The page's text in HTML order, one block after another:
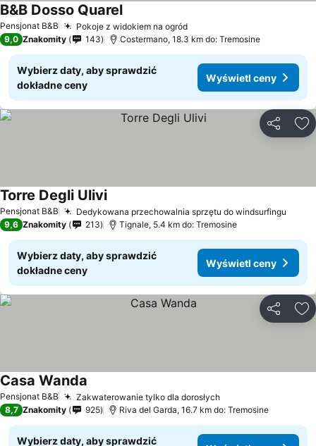
Pensjonat B&B Pokoje z widokiem na ogród
B&B Dosso Quarel
9,0 Znakomity 143 Costermano, 18.3 km do: Tremosine
Wybierz daty, aby sprawdzić
dokładne ceny
Wyświetl ceny
Pensjonat B&B Dedykowana przechowalnia sprzętu do windsurfingu
Torre Degli Ulivi
9,6 Znakomity 213 Tignale, 5.4 km do: Tremosine
Wybierz daty, aby sprawdzić
dokładne ceny
Wyświetl ceny
Pensjonat B&B Zakwaterowanie tylko dla dorosłych
Casa Wanda
8,7 Znakomity 925 Riva del Garda, 16.7 km do: Tremosine
Wybierz daty, aby sprawdzić